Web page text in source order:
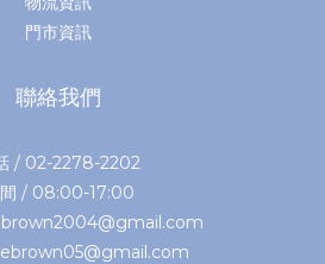
門市資訊
聯絡我們
/ 02-2278-2202
/ 08:00-17:00